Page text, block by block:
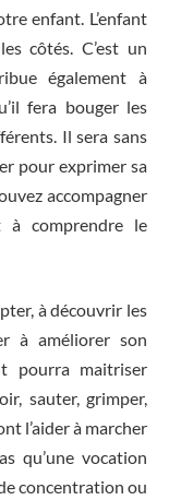
enfant. L’enfant
côtés. C’est un
également à
fera bouger les
Il sera sans
pour exprimer sa
accompagner
à comprendre le
à découvrir les
à améliorer son
pourra maitriser
sauter, grimper,
l’aider à marcher
qu’une vocation
concentration ou